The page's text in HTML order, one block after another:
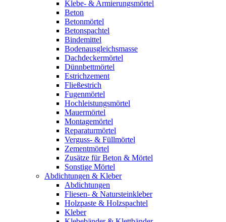
Klebe- & Armierungsmörtel
Beton
Betonmörtel
Betonspachtel
Bindemittel
Bodenausgleichsmasse
Dachdeckermörtel
Dünnbettmörtel
Estrichzement
Fließestrich
Fugenmörtel
Hochleistungsmörtel
Mauermörtel
Montagemörtel
Reparaturmörtel
Verguss- & Füllmörtel
Zementmörtel
Zusätze für Beton & Mörtel
Sonstige Mörtel
Abdichtungen & Kleber
Abdichtungen
Fliesen- & Natursteinkleber
Holzpaste & Holzspachtel
Kleber